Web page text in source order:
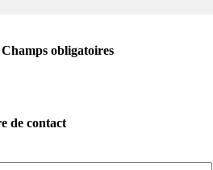
Champs obligatoires
de contact